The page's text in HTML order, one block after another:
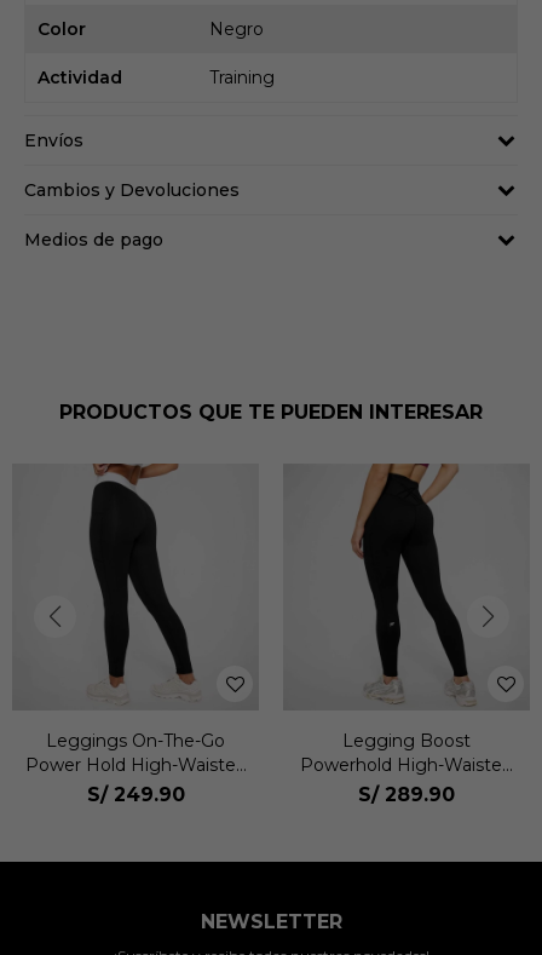
Envíos
Cambios y Devoluciones
Medios de pago
Color Negro
Actividad Training
PRODUCTOS QUE TE PUEDEN INTERESAR
Leggings On-The-Go
Power Hold High-Waisted
Mujer
S/ 249.90
Legging Boost
Powerhold High-Waisted
Legging Mujer
S/ 289.90
NEWSLETTER